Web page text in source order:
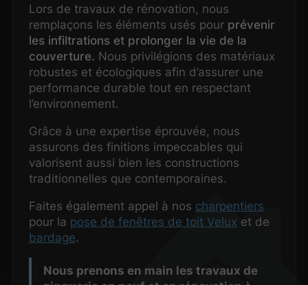
Lors de travaux de rénovation, nous
remplaçons les éléments usés pour prévenir
les infiltrations et prolonger la vie de la
couverture. Nous privilégions des matériaux
robustes et écologiques afin d’assurer une
performance durable tout en respectant
l’environnement.
Grâce à une expertise éprouvée, nous
assurons des finitions impeccables qui
valorisent aussi bien les constructions
traditionnelles que contemporaines.
Faites également appel à nos charpentiers
pour la pose de fenêtres de toit Velux et de
bardage.
Nous prenons en main les travaux de